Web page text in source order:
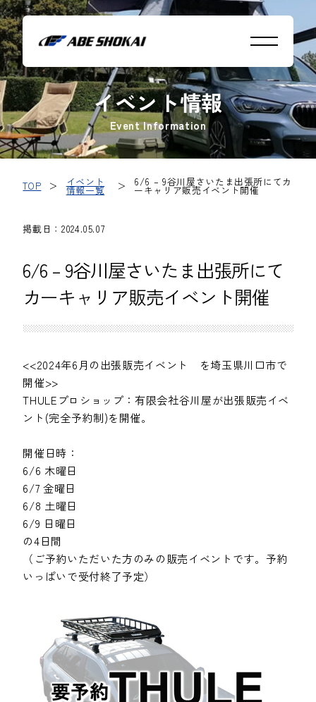
イベント情報
Event Information
TOP ＞ イベント
情報一覧 ＞ 6/6 – 9谷川屋さいたま出張所にてカ
ーキャリア販売イベント開催
掲載日：2024.05.07
6/6 – 9谷川屋さいたま出張所にて
カーキャリア販売イベント開催
<<2024年6月の出張販売イベント を埼玉県川口市で
開催>>
THULEプロショップ：有限会社谷川屋が出張販売イベ
ント(完全予約制)を開催。
開催日時：
6/6 木曜日
6/7 金曜日
6/8 土曜日
6/9 日曜日
の4日間
（ご予約いただいた方のみの販売イベントです。予約
いっぱいで受付終了予定）